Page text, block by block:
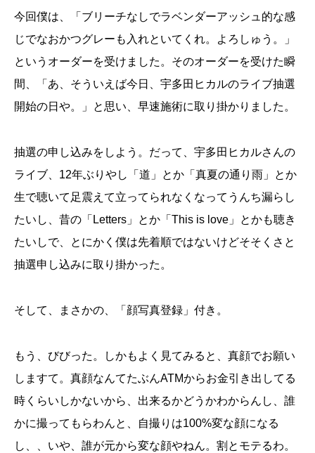
今回僕は、「ブリーチなしでラベンダーアッシュ的な感
じでなおかつグレーも入れといてくれ。よろしゅう。」
というオーダーを受けました。そのオーダーを受けた瞬
間、「あ、そういえば今日、宇多田ヒカルのライブ抽選
開始の日や。」と思い、早速施術に取り掛かりました。
抽選の申し込みをしよう。だって、宇多田ヒカルさんの
ライブ、12年ぶりやし「道」とか「真夏の通り雨」とか
生で聴いて足震えて立ってられなくなってうんち漏らし
たいし、昔の「Letters」とか「This is love」とかも聴き
たいしで、とにかく僕は先着順ではないけどそそくさと
抽選申し込みに取り掛かった。
そして、まさかの、「顔写真登録」付き。
もう、びびった。しかもよく見てみると、真顔でお願い
しますて。真顔なんてたぶんATMからお金引き出してる
時くらいしかないから、出来るかどうかわからんし、誰
かに撮ってもらわんと、自撮りは100%変な顔になる
し、、いや、誰が元から変な顔やねん。割とモテるわ。